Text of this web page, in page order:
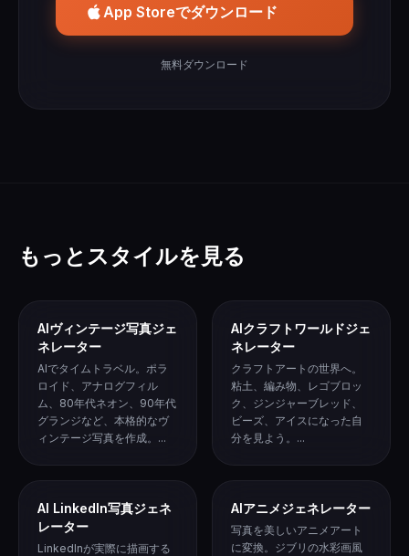
App Storeでダウンロード
無料ダウンロード
もっとスタイルを見る
AIヴィンテージ写真ジェ
ネレーター
AIでタイムトラベル。ポラ
ロイド、アナログフィル
ム、80年代ネオン、90年代
グランジなど、本格的なヴ
ィンテージ写真を作成。...
AIクラフトワールドジェ
ネレーター
クラフトアートの世界へ。
粘土、編み物、レゴブロッ
ク、ジンジャーブレッド、
ビーズ、アイスになった自
分を見よう。...
AI LinkedIn写真ジェネ
レーター
LinkedInが実際に描画する
AIアニメジェネレーター
写真を美しいアニメアート
に変換。ジブリの水彩画風